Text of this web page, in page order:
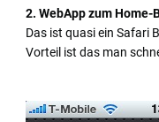
2. WebApp zum
Das ist quasi ein Safari
Vorteil ist das man